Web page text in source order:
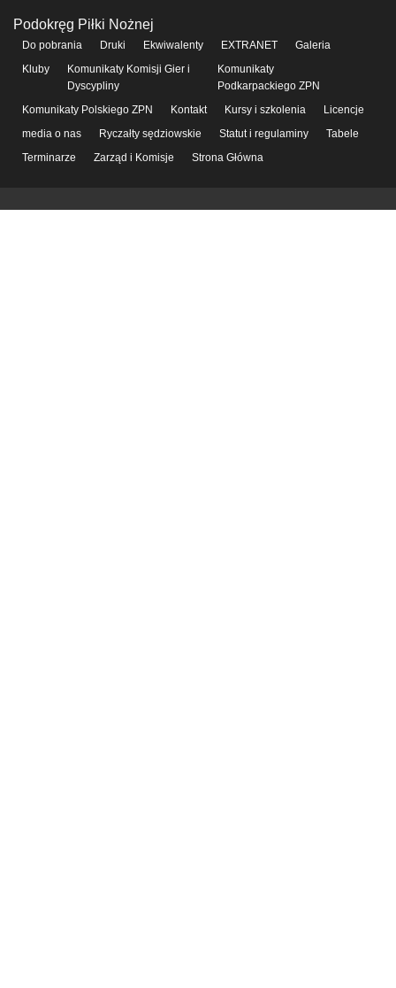
Podokręg Piłki Nożnej
Do pobrania Druki Ekwiwalenty EXTRANET
Galeria
Kluby
Komunikaty Komisji Gier i
Dyscypliny
Komunikaty
Podkarpackiego ZPN
Komunikaty Polskiego ZPN
Kontakt Kursy i szkolenia
Licencje
media o nas
Ryczałty sędziowskie Statut i regulaminy
Tabele
Terminarze
Zarząd i Komisje Strona Główna